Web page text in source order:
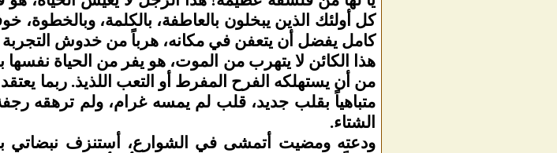
كل أولئك الذين يبخلون بالعاطفة، بالكلمة،
كامل يفضل أن يتعفن في مكانه، هرباً من خدوش التجربة
هذا الكائن لا يتهرب من الموت، هو يفر من الحياة
من أن يستهلكه الفرح المفرط أو التعب اللذيذ. ربما
متباهياً بقلب جديد، قلب لم يمسه غرام، ولم ترهقه
الشتاء.
ودعته ومضيت أتمشى في الشوارع، أستنزف نبضاتي